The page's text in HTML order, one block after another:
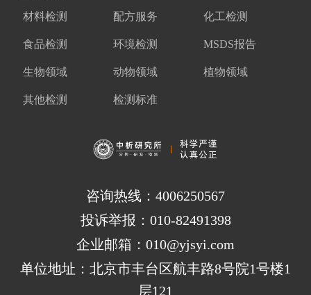
材料检测 配方服务 化工检测
食品检测 环境检测 MSDS报告
生物领域 动物领域 植物领域
其他检测 检测标准
咨询热线：4006250567
投诉举报：010-82491398
企业邮箱：010@yjsyi.com
单位地址：北京市丰台区航丰路8号院1号楼1
层121